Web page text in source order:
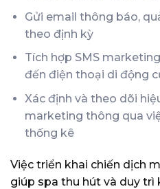
Gửi email thông báo,
theo định kỳ
Tích hợp SMS
đến điện thoại di động
Xác định và theo dõi
marketing thông qua
thống kê
Việc triển khai chiến dịch
giúp spa thu hút và duy trì